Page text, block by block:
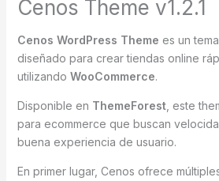
Cenos Theme v1.2.1
Cenos WordPress Theme es un
diseñado para crear tiendas online
utilizando WooCommerce.
Disponible en ThemeForest, este
para ecommerce que buscan
buena experiencia de usuario.
En primer lugar, Cenos ofrece